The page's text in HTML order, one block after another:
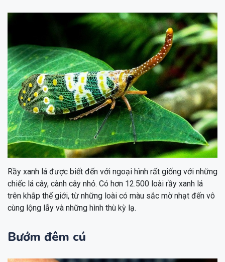
Rầy xanh lá được biết đến với ngoại hình rất giống với những
chiếc lá cây, cành cây nhỏ. Có hơn 12.500 loài rầy xanh lá
trên khắp thế giới, từ những loài có màu sắc mờ nhạt đến vô
cùng lộng lẫy và những hình thù kỳ lạ.
Bướm đêm cú